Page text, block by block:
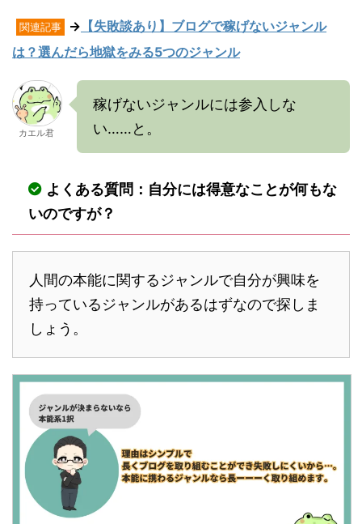
関連記事 → 【失敗談あり】ブログで稼げないジャンル
は？選んだら地獄をみる5つのジャンル
カエル君
稼げないジャンルには参入しな
い……と。
よくある質問：自分には得意なことが何もな
いのですが？
人間の本能に関するジャンルで自分が興味を
持っているジャンルがあるはずなので探しま
しょう。